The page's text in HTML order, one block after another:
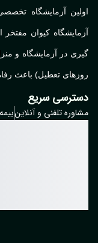
آزمایشگاه تخصصی
کیوان مفتخر است،
تعطیل) باعث رفاه
سریع
تلفنی و آنلاینبیمه‌های